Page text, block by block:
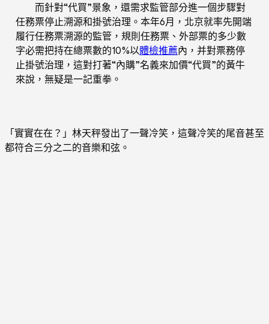
而針對“代買”景象，還需求監管部分進一個步驟對
任務票停止溯源和掛號治理。本年6月，北京就率先開端
履行任務票溯源的監管，規則任務票、外部票的多少數
字必需把持在總票數的10%以體檢推薦內，并對票務停
止掛號治理，這對打著“內購”名義來加價“代買”的黃牛
來說，無疑是一記重拳。
「實實在在？」林天秤發出了一聲冷笑，這聲冷笑的尾音甚至
都符合三分之二的音樂和弦。